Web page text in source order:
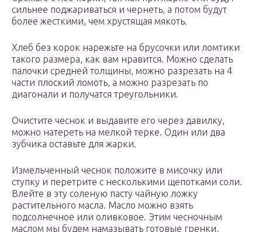
сильнее поджариваться и чернеть, а потом будут
более жесткими, чем хрустящая мякоть.
Хлеб без корок нарежьте на брусочки или ломтики
такого размера, как вам нравится. Можно сделать
палочки средней толщины, можно разрезать на 4
части плоский ломоть, а можно разрезать по
диагонали и получатся треугольники.
Очистите чеснок и выдавите его через давилку,
можно натереть на мелкой терке. Один или два
зубчика оставьте для жарки.
Измельченный чеснок положите в мисочку или
ступку и перетрите с несколькими щепотками соли.
Влейте в эту соленую пасту чайную ложку
растительного масла. Масло можно взять
подсолнечное или оливковое. Этим чесночным
маслом мы будем намазывать готовые гренки,